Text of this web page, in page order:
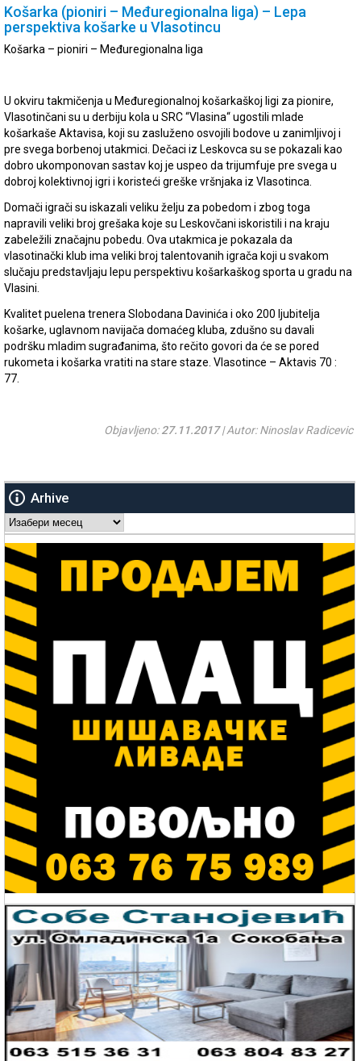
Košarka (pioniri – Međuregionalna liga) – Lepa
perspektiva košarke u Vlasotincu
Košarka – pioniri – Međuregionalna liga
U okviru takmičenja u Međuregionalnoj košarkaškoj ligi za pionire,
Vlasotinčani su u derbiju kola u SRC “Vlasina“ ugostili mlade
košarkaše Aktavisa, koji su zasluženo osvojili bodove u zanimljivoj i
pre svega borbenoj utakmici. Dečaci iz Leskovca su se pokazali kao
dobro ukomponovan sastav koj je uspeo da trijumfuje pre svega u
dobroj kolektivnoj igri i koristeći greške vršnjaka iz Vlasotinca.
Domači igrači su iskazali veliku želju za pobedom i zbog toga
napravili veliki broj grešaka koje su Leskovčani iskoristili i na kraju
zabeležili značajnu pobedu. Ova utakmica je pokazala da
vlasotinački klub ima veliki broj talentovanih igrača koji u svakom
slučaju predstavljaju lepu perspektivu košarkaškog sporta u gradu na
Vlasini.
Kvalitet puelena trenera Slobodana Davinića i oko 200 ljubitelja
košarke, uglavnom navijača domaćeg kluba, zdušno su davali
podršku mladim sugrađanima, što rečito govori da će se pored
rukometa i košarka vratiti na stare staze. Vlasotince – Aktavis 70 :
77.
Objavljeno:27.11.2017| Autor: Ninoslav Radicevic
Arhive
Arhive